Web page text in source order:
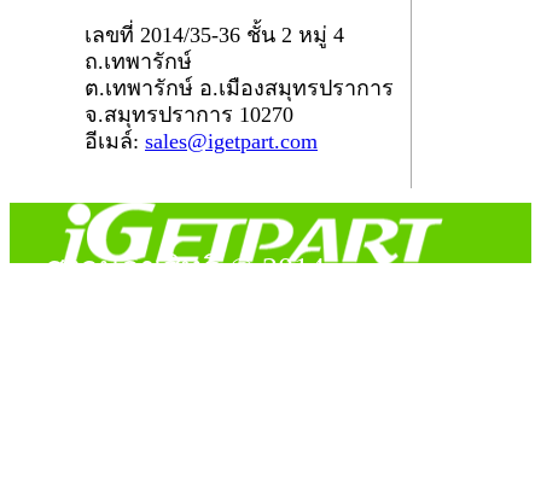
เลขที่ 2014/35-36 ชั้น 2 หมู่ 4
ถ.เทพารักษ์
ต.เทพารักษ์ อ.เมืองสมุทรปราการ
จ.สมุทรปราการ 10270
อีเมล์: sales@igetpart.com
สงวนลิขสิทธิ์ © 2014